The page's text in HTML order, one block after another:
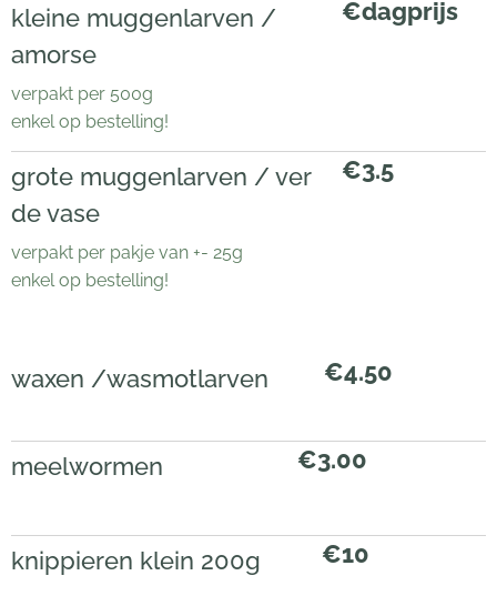
kleine muggenlarven /
amorse
verpakt per 500g
enkel op bestelling!
€dagprijs
grote muggenlarven / ver
de vase
verpakt per pakje van +- 25g
enkel op bestelling!
€3.5
waxen /wasmotlarven €4.50
meelwormen €3.00
knippieren klein 200g €10